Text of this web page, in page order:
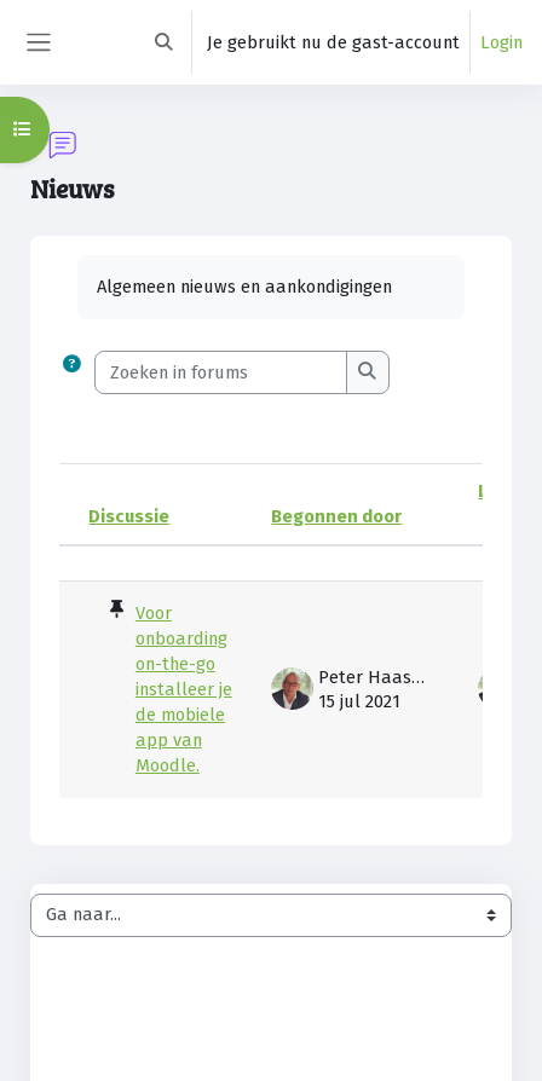
Schakel zoek invoer
Je gebruikt nu de gast-account Login
Nieuws
Open cursusindex
Algemeen nieuws en aankondigingen
Zoeken in forums
Zoeken in forums
Status
Discussie Begonnen door
Voor
onboarding
on-the-go
installeer je
de mobiele
app van
Moodle.
Peter Haasdijk
15 jul 2021
Ga naar...